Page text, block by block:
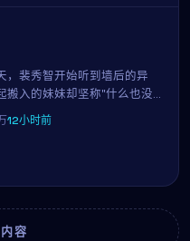
，裴秀智开始听到墙后的异
搬入的妹妹却坚称"什么也没听
，所有看似日常的细节都成了
用极简的音效与克制的镜头，
12小时前
容